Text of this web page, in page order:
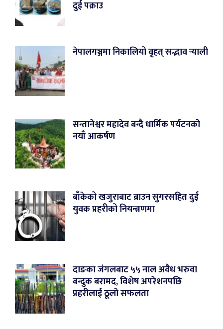
दुई पक्राउ
नेपालगञ्जमा निकालियो वृहत् सद्भाव र्‍याली
सन्तानेश्वर महादेव बन्दै धार्मिक पर्यटनको
नयाँ आकर्षण
बाँकेको खजुराबाट ब्राउन सुगरसहित दुई
युवक प्रहरीको नियन्त्रणमा
दाङका जंगलबाट ५५ नाल अवैध भरुवा
बन्दुक बरामद, विशेष अपरेशनपछि
प्रहरीलाई ठूलो सफलता